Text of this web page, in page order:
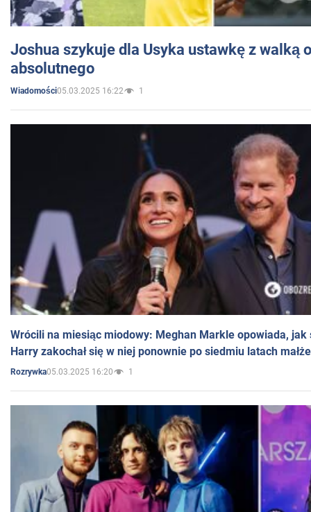
Joshua szykuje dla Usyka ustawkę z walką
absolutnego
Wiadomości05.03.2025 16:22 1
Wrócili na miesiąc miodowy: Meghan Markle opowiada, jak
Harry zakochał się w niej ponownie po siedmiu latach
Rozrywka05.03.2025 16:20 1